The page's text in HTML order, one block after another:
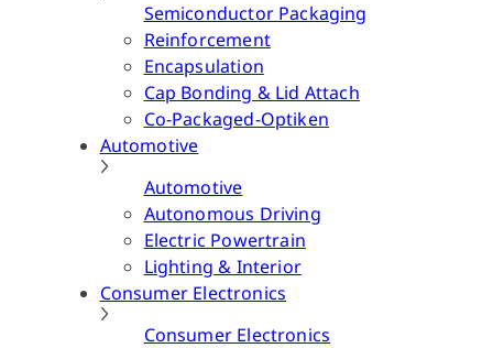
Semiconductor Packaging
Reinforcement
Encapsulation
Cap Bonding & Lid Attach
Co-Packaged-Optiken
Automotive
Automotive
Autonomous Driving
Electric Powertrain
Lighting & Interior
Consumer Electronics
Consumer Electronics